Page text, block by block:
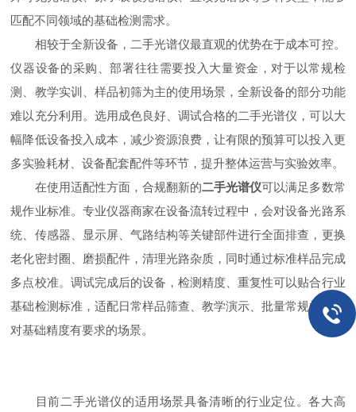
匹配不同领域的基础检测需求。
相较于全新设备，二手光谱仪最直观的优势在于成本可控。
仪器设备的采购、部署往往需要投入大量资金，对于以常规检
测、教学实训、样品初筛为主的使用场景，全新设备的部分功能
难以充分利用。选用成色良好、调试合格的二手光谱仪，可以大
幅降低设备投入成本，减少资源浪费，让有限的预算可以投入更
多实验耗材、设备配套配件等环节，提升整体运营与实验效率。
在使用适配性方面，合规翻新的二手光谱仪可以满足多数常
规作业标准。专业仪器商家在设备流转过程中，会对设备光路系
统、传感器、显示屏、气路结构等关键部件进行全面排查，更换
老化密封圈、磨损配件，清理光路杂质，同时通过标准样品完成
多点校准。调试完成后的设备，检测精度、重复性可以贴合行业
基础检测标准，适配日常样品筛查、教学演示、批量常规检测等
对基础精度有要求的场景。
目前二手光谱仪的适用场景具备清晰的行业定位。各大高